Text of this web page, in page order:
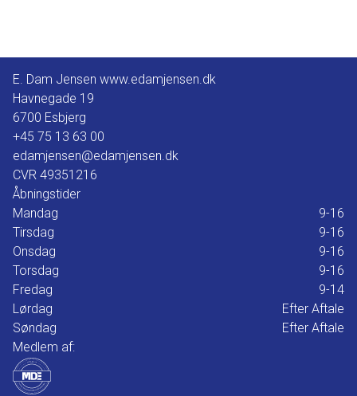
E. Dam Jensen www.edamjensen.dk
Havnegade 19
6700 Esbjerg
+45 75 13 63 00
edamjensen@edamjensen.dk
CVR 49351216
Åbningstider
Mandag
9-16
Tirsdag
9-16
Onsdag
9-16
Torsdag
9-16
Fredag
9-14
Lørdag
Efter Aftale
Søndag
Efter Aftale
Medlem af: